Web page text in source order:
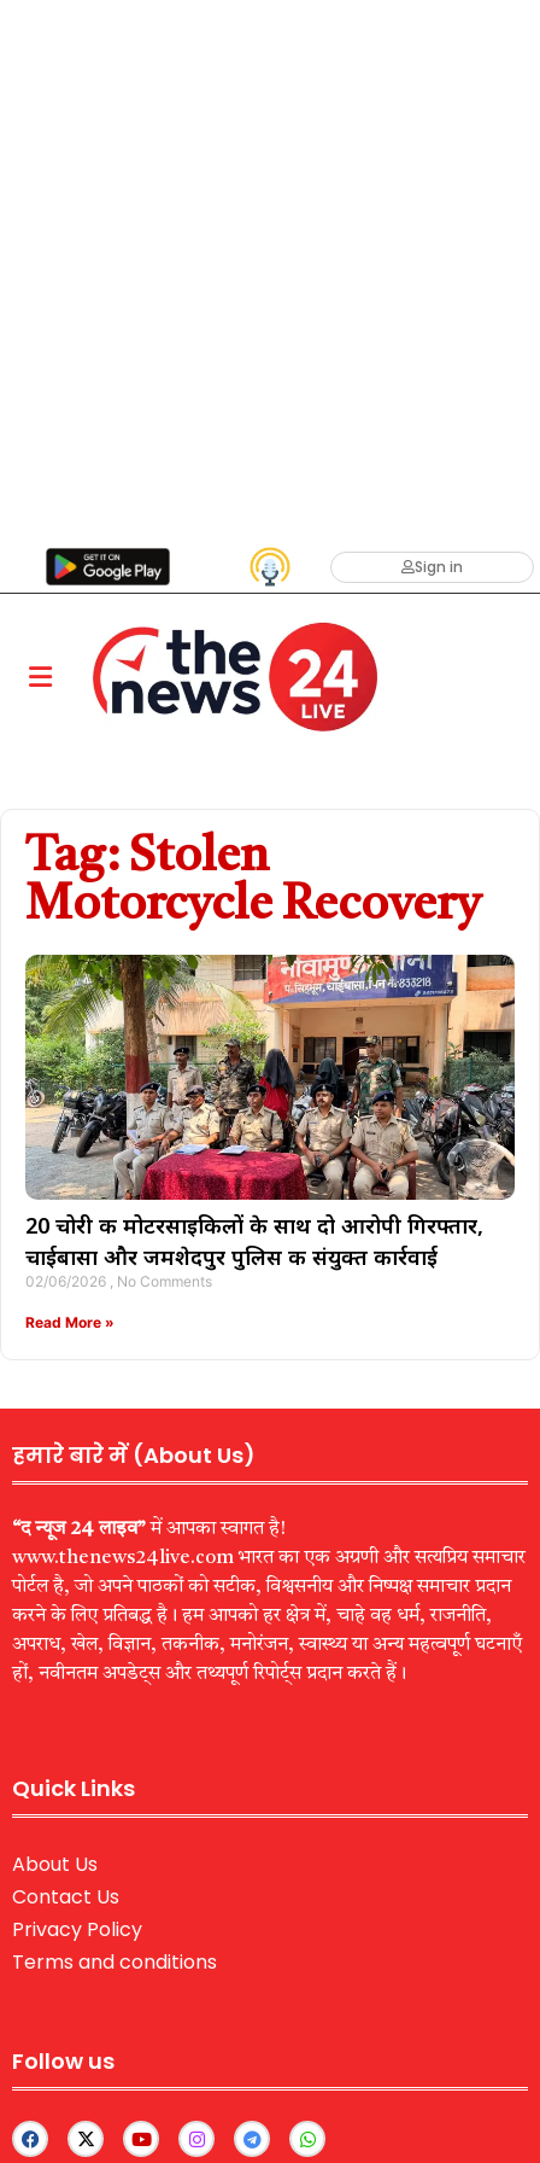
Sign in
Tag: Stolen
Motorcycle Recovery
20 चोरी की मोटरसाइकिलों के साथ दो आरोपी गिरफ्तार,
चाईबासा और जमशेदपुर पुलिस की संयुक्त कार्रवाई
02/06/2026 No Comments
Read More »
हमारे बारे में (About Us)
“द न्यूज 24 लाइव”में आपका स्वागत है!
www.thenews24live.com भारत का एक अग्रणी और सत्यप्रिय समाचार
पोर्टल है, जो अपने पाठकों को सटीक, विश्वसनीय और निष्पक्ष समाचार प्रदान
करने के लिए प्रतिबद्ध है। हम आपको हर क्षेत्र में, चाहे वह धर्म, राजनीति,
अपराध, खेल, विज्ञान, तकनीक, मनोरंजन, स्वास्थ्य या अन्य महत्वपूर्ण घटनाएँ
हों, नवीनतम अपडेट्स और तथ्यपूर्ण रिपोर्ट्स प्रदान करते हैं।
Quick Links
About Us
Contact Us
Privacy Policy
Terms and conditions
Follow us